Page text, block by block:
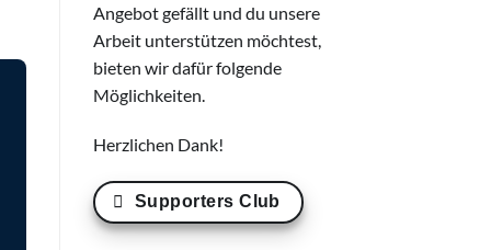
Angebot gefällt und du unsere
Arbeit unterstützen möchtest,
bieten wir dafür folgende
Möglichkeiten.
Herzlichen Dank!
Supporters Club